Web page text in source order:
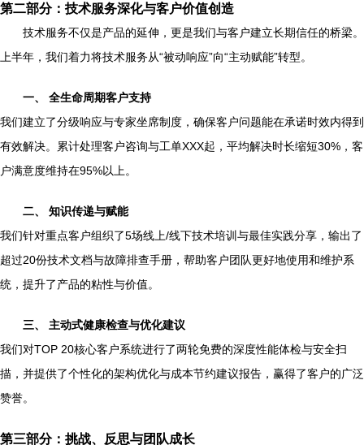
第二部分：技术服务深化与客户价值创造
技术服务不仅是产品的延伸，更是我们与客户建立长期信任的桥梁。
上半年，我们着力将技术服务从“被动响应”向“主动赋能”转型。
一、 全生命周期客户支持
我们建立了分级响应与专家坐席制度，确保客户问题能在承诺时效内得到
有效解决。累计处理客户咨询与工单XXX起，平均解决时长缩短30%，客
户满意度维持在95%以上。
二、 知识传递与赋能
我们针对重点客户组织了5场线上/线下技术培训与最佳实践分享，输出了
超过20份技术文档与故障排查手册，帮助客户团队更好地使用和维护系
统，提升了产品的粘性与价值。
三、 主动式健康检查与优化建议
我们对TOP 20核心客户系统进行了两轮免费的深度性能体检与安全扫
描，并提供了个性化的架构优化与成本节约建议报告，赢得了客户的广泛
赞誉。
第三部分：挑战、反思与团队成长